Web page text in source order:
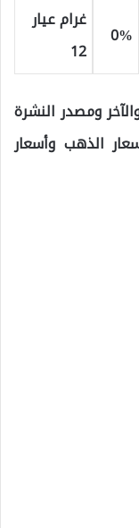
0%
غرام عيار
12
ومصدر النشرة
الذهب وأسعار